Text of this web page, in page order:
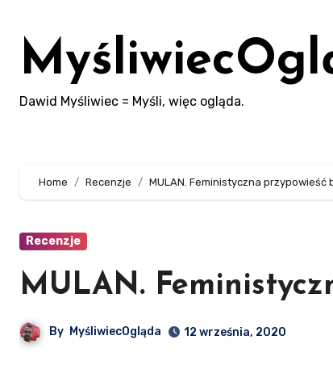
content
Dawid Myśliwiec = Myśli, więc ogląda.
Home Recenzje MULAN. Feministyczna przypowieść
Recenzje
MULAN.
By MyśliwiecOgląda 12 września, 2020